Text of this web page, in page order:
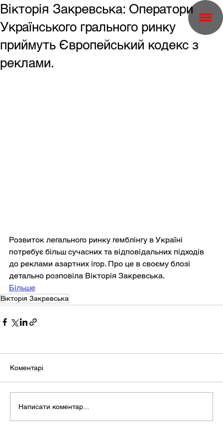
Вікторія Закревська: Оператори
Українського грального ринку
приймуть Європейський кодекс з
реклами.
Розвиток легального ринку гемблінгу в Україні
потребує більш сучасних та відповідальних підходів
до реклами азартних ігор. Про це в своєму блозі
детально розповіла Вікторія Закревська.
Більше
Вікторія Закревська
Коментарі
Написати коментар...